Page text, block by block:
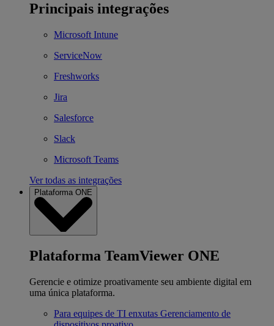
Principais integrações
Microsoft Intune
ServiceNow
Freshworks
Jira
Salesforce
Slack
Microsoft Teams
Ver todas as integrações
Plataforma ONE
Plataforma TeamViewer ONE
Gerencie e otimize proativamente seu ambiente digital em
uma única plataforma.
Para equipes de TI enxutas Gerenciamento de